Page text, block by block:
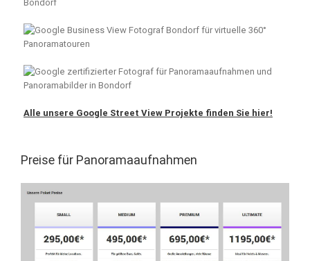
Alle unsere Google Street View Projekte finden Sie hier!
Preise für Panoramaaufnahmen